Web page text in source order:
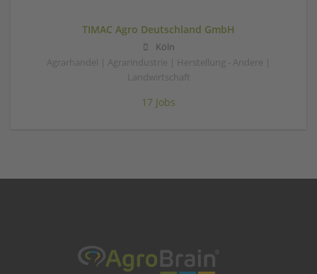
TIMAC Agro Deutschland GmbH
Köln
Agrarhandel | Agrarindustrie | Herstellung - Andere |
Landwirtschaft
17 Jobs